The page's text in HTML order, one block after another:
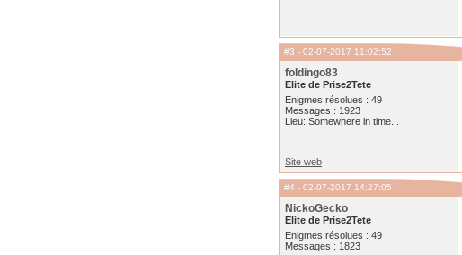
#3 - 02-07-2017 11:02:52
foldingo83
Elite de Prise2Tete
Enigmes résolues : 49
Messages : 1923
Lieu: Somewhere in time...
Site web
#4 - 02-07-2017 14:27:05
NickoGecko
Elite de Prise2Tete
Enigmes résolues : 49
Messages : 1823